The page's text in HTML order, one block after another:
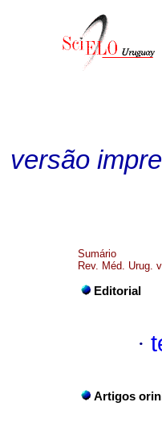
versão
Sumário
Rev. Méd. Urug.
Editorial
·
Artigos